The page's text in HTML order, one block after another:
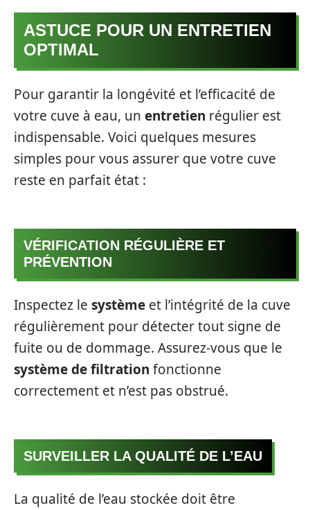
ASTUCE POUR UN ENTRETIEN
OPTIMAL
Pour garantir la longévité et l’efficacité de
votre cuve à eau, un entretien régulier est
indispensable. Voici quelques mesures
simples pour vous assurer que votre cuve
reste en parfait état :
VÉRIFICATION RÉGULIÈRE ET
PRÉVENTION
Inspectez le système et l’intégrité de la cuve
régulièrement pour détecter tout signe de
fuite ou de dommage. Assurez-vous que le
système de filtration fonctionne
correctement et n’est pas obstrué.
SURVEILLER LA QUALITÉ DE L’EAU
La qualité de l’eau stockée doit être